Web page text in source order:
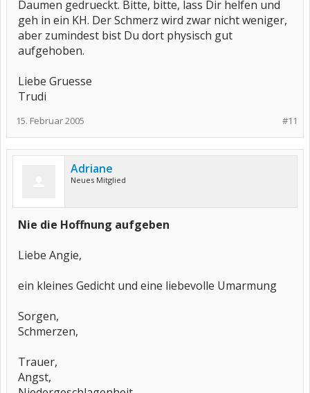
Daumen gedrueckt. Bitte, bitte, lass Dir helfen und
geh in ein KH. Der Schmerz wird zwar nicht weniger,
aber zumindest bist Du dort physisch gut
aufgehoben.
Liebe Gruesse
Trudi
#11
15. Februar 2005
Adriane
Neues Mitglied
Nie die Hoffnung aufgeben
Liebe Angie,
ein kleines Gedicht und eine liebevolle Umarmung
Sorgen,
Schmerzen,
Trauer,
Angst,